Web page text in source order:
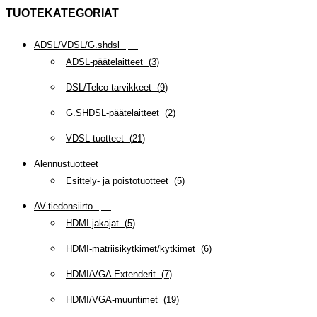
TUOTEKATEGORIAT
ADSL/VDSL/G.shdsl
ADSL-päätelaitteet (3)
DSL/Telco tarvikkeet (9)
G.SHDSL-päätelaitteet (2)
VDSL-tuotteet (21)
Alennustuotteet
Esittely- ja poistotuotteet (5)
AV-tiedonsiirto
HDMI-jakajat (5)
HDMI-matriisikytkimet/kytkimet (6)
HDMI/VGA Extenderit (7)
HDMI/VGA-muuntimet (19)